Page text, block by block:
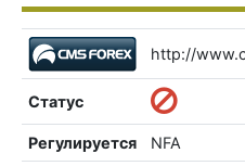
http://
Статус
Регулируется NFA